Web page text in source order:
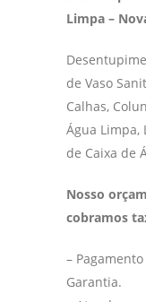
Limpa –
de Vaso
Calhas,
Água Limpa,
de Caixa de
Nosso
cobramos
–
Garantia.